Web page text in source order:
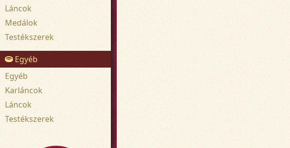
Láncok
Medálok
Testékszerek
Egyéb
Egyéb
Karláncok
Láncok
Testékszerek